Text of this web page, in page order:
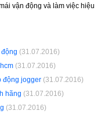
vận động và làm việc hiệu
(31.07.2016)
(31.07.2016)
động jogger (31.07.2016)
hãng (31.07.2016)
(31.07.2016)